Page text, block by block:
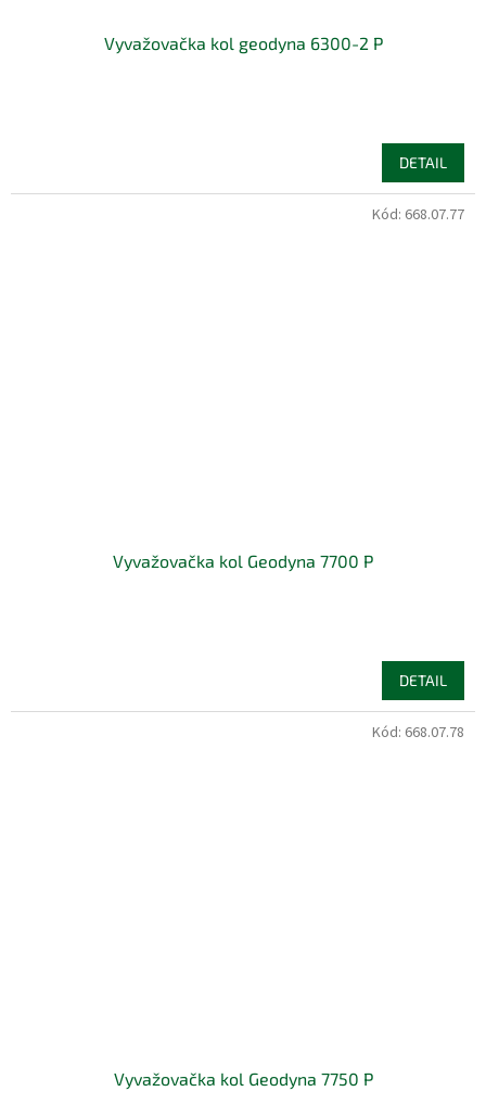
Vyvažovačka kol geodyna 6300-2 P
DETAIL
Vyvažovačka kol Geodyna 7700 P
DETAIL
Kód: 668.07.77
Vyvažovačka kol Geodyna 7750 P
Kód: 668.07.78